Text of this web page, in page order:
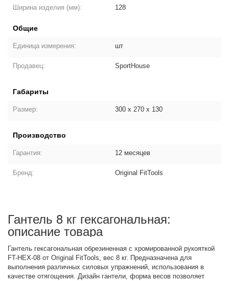
Ширина изделия (мм): 128
Общие
Единица измерения: шт
Продавец: SportHouse
Габариты
Размер: 300 х 270 х 130
Производство
Гарантия: 12 месяцев
Бренд: Original FitTools
Гантель 8 кг гексагональная:
описание товара
Гантель гексагональная обрезиненная с хромированной рукояткой
FT-HEX-08 от Original FitTools, вес 8 кг. Предназначена для
выполнения различных силовых упражнений, использования в
качестве отягощения. Дизайн гантели, форма весов позволяет